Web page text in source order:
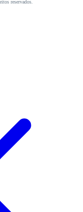
reservados.